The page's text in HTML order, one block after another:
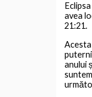
avea
21:21.
anului